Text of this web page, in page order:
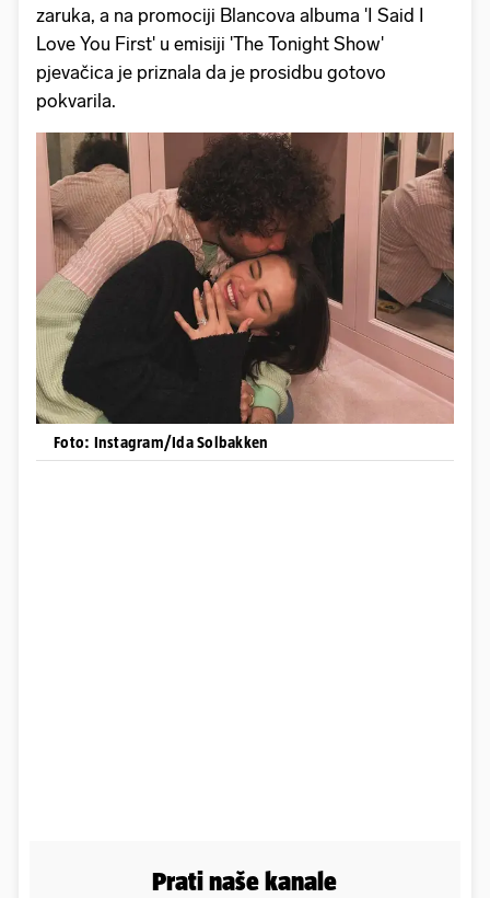
zaruka, a na promociji Blancova albuma 'I Said I
Love You First' u emisiji 'The Tonight Show'
pjevačica je priznala da je prosidbu gotovo
pokvarila.
Foto: Instagram/Ida Solbakken
Prati naše kanale